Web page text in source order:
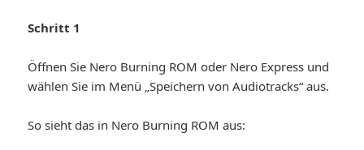
Schritt 1
Öffnen Sie Nero Burning ROM oder Nero Express und
wählen Sie im Menü „Speichern von Audiotracks“ aus.
So sieht das in Nero Burning ROM aus: